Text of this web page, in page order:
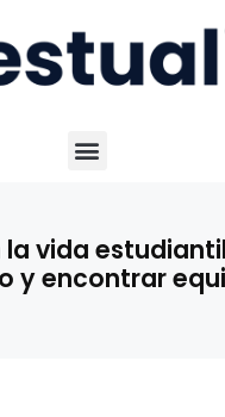
la vida
y encontrar